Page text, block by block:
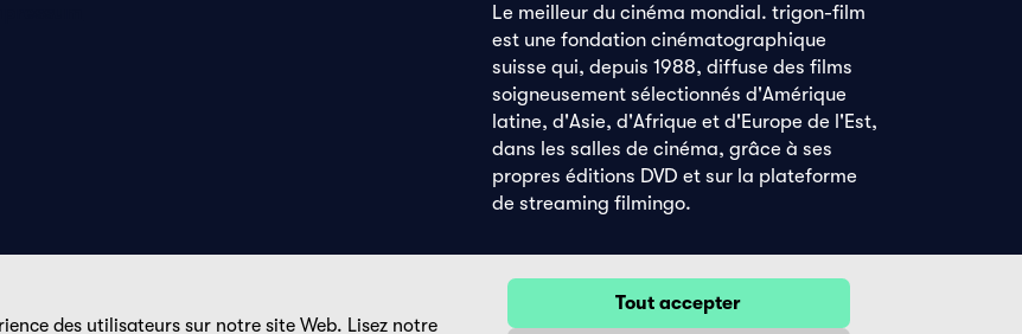
Le meilleur du cinéma mondial. trigon-film
est une fondation cinématographique
suisse qui, depuis 1988, diffuse des films
soigneusement sélectionnés d'Amérique
latine, d'Asie, d'Afrique et d'Europe de l'Est,
dans les salles de cinéma, grâce à ses
propres éditions DVD et sur la plateforme
de streaming filmingo.
des utilisateurs sur notre site Web. Lisez notre
Tout accepter